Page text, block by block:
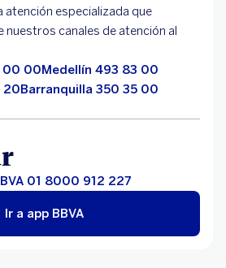
especializada que
nuestros canales de atención al
00 00Medellín 493 83 00
20Barranquilla 350 35 00
01 8000 912 227
Ir a app BBVA